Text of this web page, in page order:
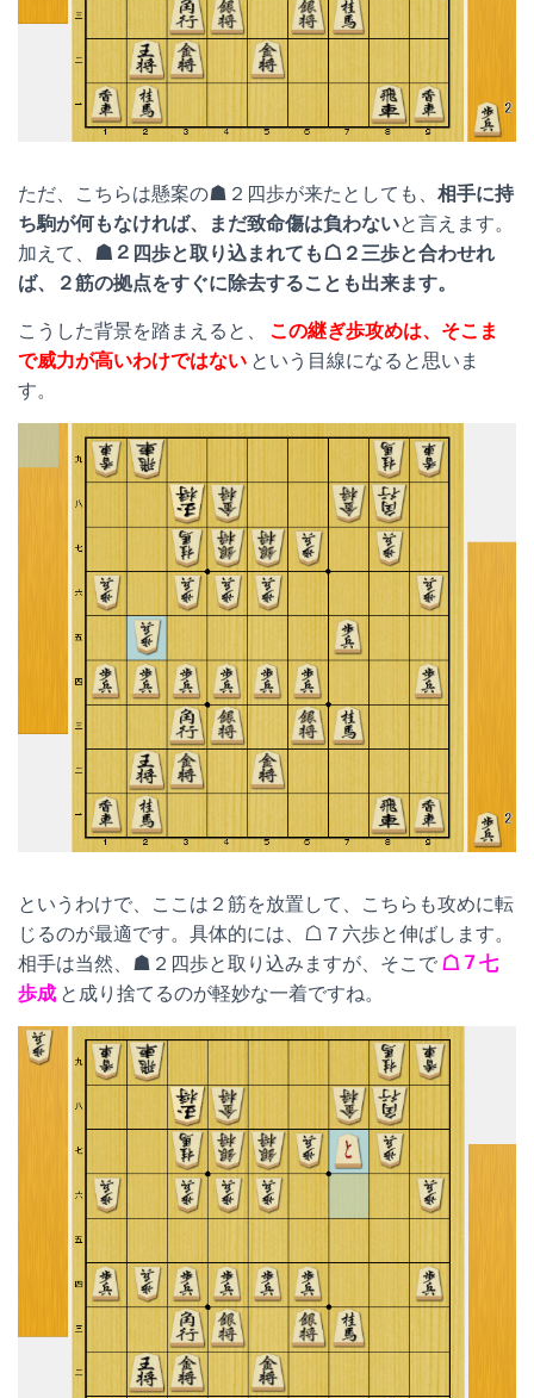
ただ、こちらは懸案の☗２四歩が来たとしても、 相手に持
ち駒が何もなければ、まだ致命傷は負わないと言えます。
加えて、 ☗２四歩と取り込まれても☖２三歩と合わせれ
ば、２筋の拠点をすぐに除去することも出来ます。
こうした背景を踏まえると、
この継ぎ歩攻めは、そこま
で威力が高いわけではない という目線になると思いま
す。
というわけで、ここは２筋を放置して、こちらも攻めに転
じるのが最適です。具体的には、☖７六歩と伸ばします。
相手は当然、☗２四歩と取り込みますが、そこで ☖７七
歩成 と成り捨てるのが軽妙な一着ですね。